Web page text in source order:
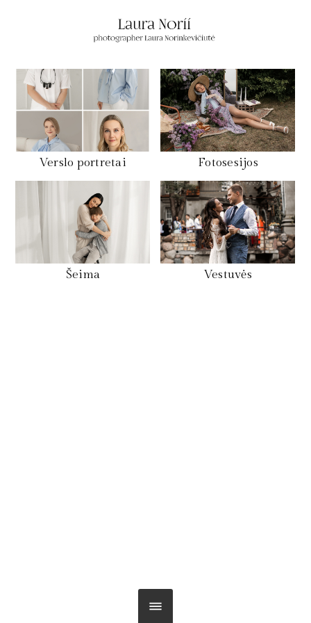
Verslo portretai Fotosesijos
Šeima Vestuvės